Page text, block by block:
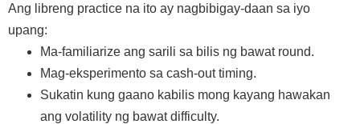
Ang libreng practice na ito ay nagbibigay-daan sa iyo
upang:
Ma-familiarize ang sarili sa bilis ng bawat round.
Mag-eksperimento sa cash‑out timing.
Sukatin kung gaano kabilis mong kayang hawakan
ang volatility ng bawat difficulty.